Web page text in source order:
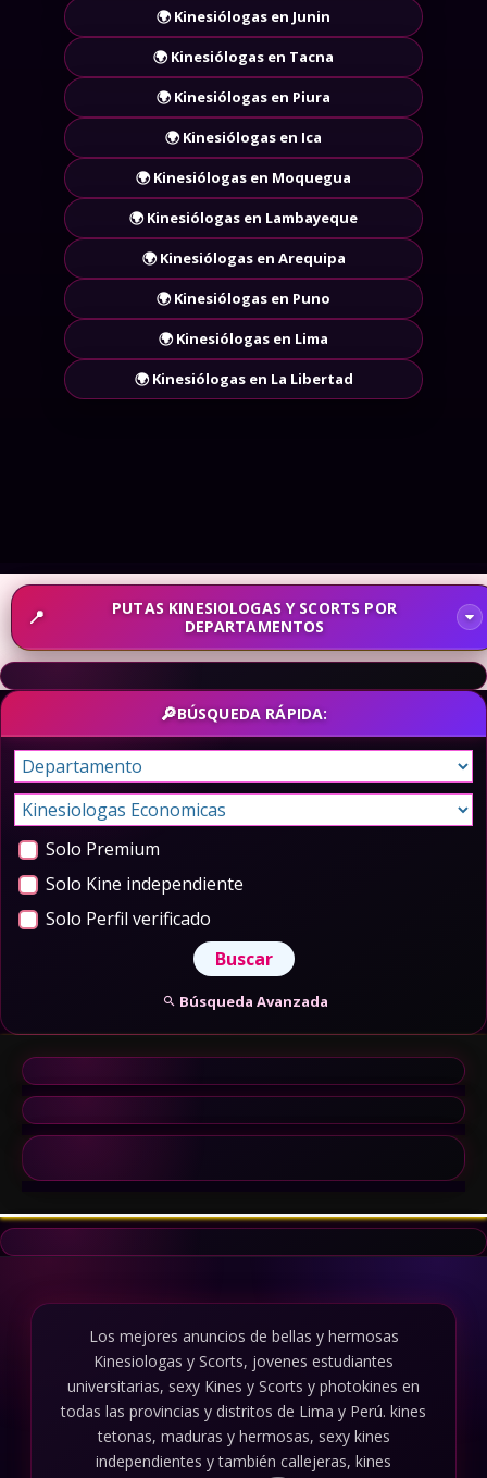
PUTAS KINESIOLOGAS Y SCORTS POR
DEPARTAMENTOS
BÚSQUEDA RÁPIDA:
Solo Premium
Solo Kine independiente
Solo Perfil verificado
Búsqueda Avanzada
Los mejores anuncios de bellas y hermosas
Kinesiologas y Scorts, jovenes estudiantes
universitarias, sexy Kines y Scorts y photokines en
todas las provincias y distritos de Lima y Perú. kines
tetonas, maduras y hermosas, sexy kines
independientes y también callejeras, kines
🌍 Kinesiólogas en Junin
🌍 Kinesiólogas en Tacna
🌍 Kinesiólogas en Piura
🌍 Kinesiólogas en Ica
🌍 Kinesiólogas en Moquegua
🌍 Kinesiólogas en Lambayeque
🌍 Kinesiólogas en Arequipa
🌍 Kinesiólogas en Puno
🌍 Kinesiólogas en Lima
🌍 Kinesiólogas en La Libertad